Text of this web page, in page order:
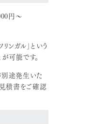
円〜
ンガル」という
可能です。
途発生いた
積書をご確認